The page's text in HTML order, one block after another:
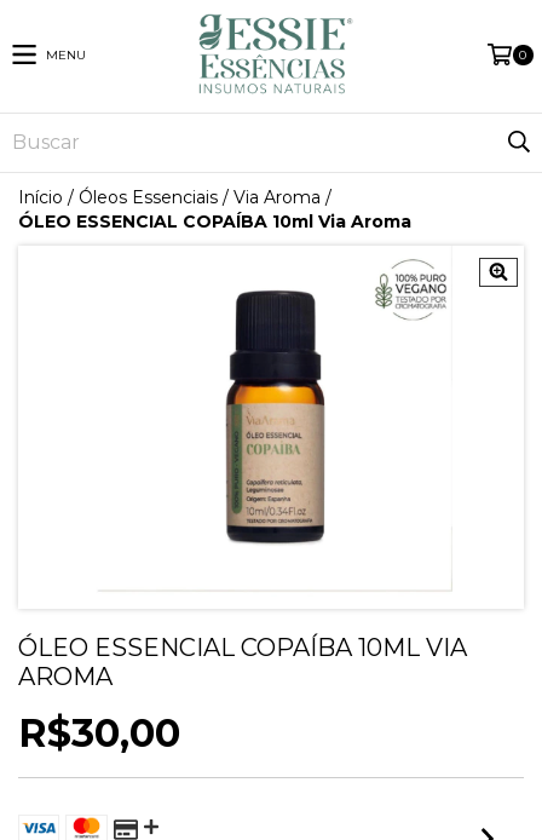
MENU 0
Início / Óleos Essenciais / Via Aroma /
ÓLEO ESSENCIAL COPAÍBA 10ml Via Aroma
ÓLEO ESSENCIAL COPAÍBA 10ML VIA
AROMA
R$30,00